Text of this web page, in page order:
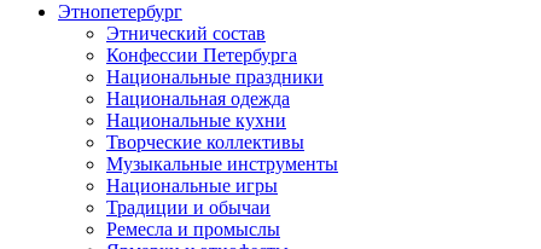
Этнопетербург
Этнический состав
Конфессии Петербурга
Национальные праздники
Национальная одежда
Национальные кухни
Творческие коллективы
Музыкальные инструменты
Национальные игры
Традиции и обычаи
Ремесла и промыслы